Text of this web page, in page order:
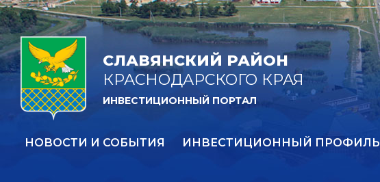
СЛАВЯНСКИЙ РАЙОН
КРАСНОДАРСКОГО КРАЯ
ИНВЕСТИЦИОННЫЙ ПОРТАЛ
НОВОСТИ И СОБЫТИЯ ИНВЕСТИЦИОННЫЙ ПРОФИЛЬ